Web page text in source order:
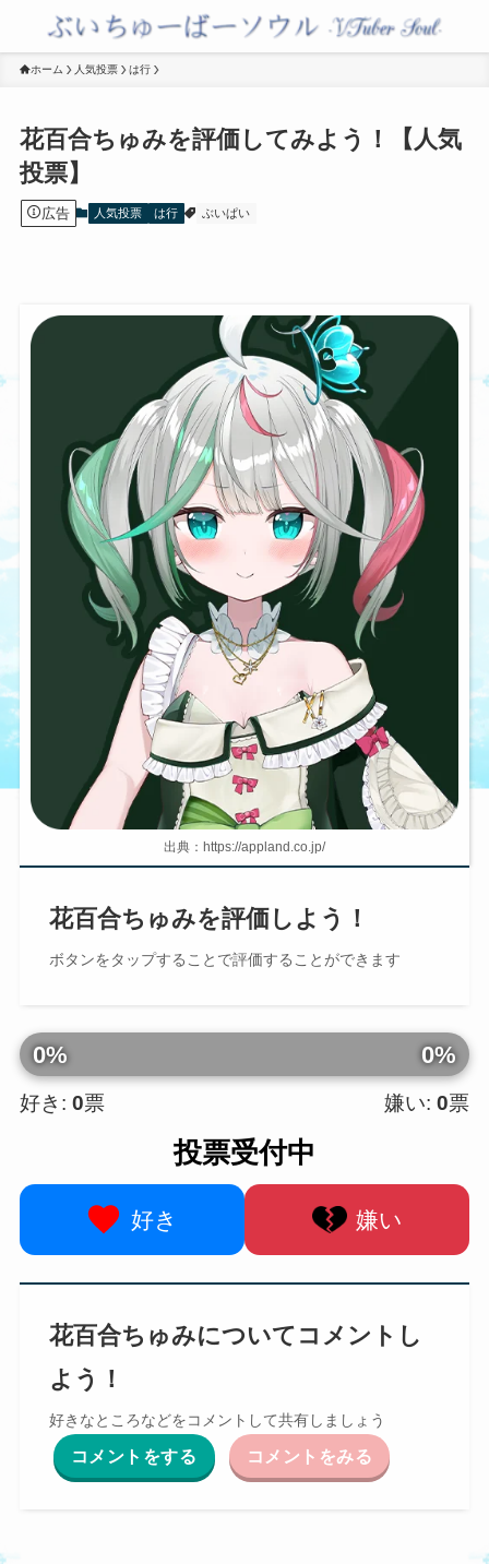
ホーム 人気投票 は行
花百合ちゅみを評価してみよう！【人気
投票】
広告 人気投票 は行 ぶいぱい
出典：https://appland.co.jp/
花百合ちゅみを評価しよう！
ボタンをタップすることで評価することができます
0% 0%
好き: 0票 嫌い:0票
投票受付中
好き 嫌い
花百合ちゅみについてコメントし
よう！
好きなところなどをコメントして共有しましょう
コメントをする コメントをみる